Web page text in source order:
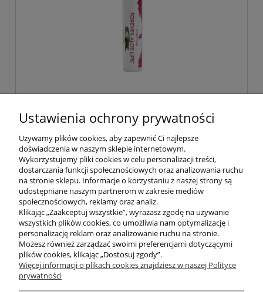
Forever Aloe Lips 4,25 g
29,99 zł
do koszyka
POMOC
INFORMACJE
ZAKUPY
Ustawienia ochrony prywatności
Używamy plików cookies, aby zapewnić Ci najlepsze
doświadczenia w naszym sklepie internetowym.
Wykorzystujemy pliki cookies w celu personalizacji treści,
dostarczania funkcji społecznościowych oraz analizowania ruchu
na stronie sklepu. Informacje o korzystaniu z naszej strony są
udostępniane naszym partnerom w zakresie mediów
społecznościowych, reklamy oraz analiz.
Klikając „Zaakceptuj wszystkie”, wyrażasz zgodę na używanie
wszystkich plików cookies, co umożliwia nam optymalizację i
personalizację reklam oraz analizowanie ruchu na stronie.
Możesz również zarządzać swoimi preferencjami dotyczącymi
plików cookies, klikając „Dostosuj zgody”.
Więcej informacji o plikach cookies znajdziesz w naszej Polityce
prywatności